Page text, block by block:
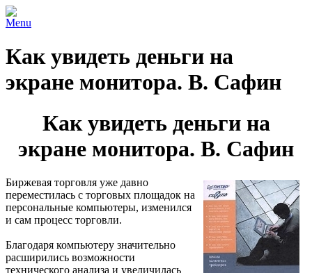
Menu
Как увидеть деньги на
экране монитора. В. Сафин
Как увидеть деньги на
экране монитора. В. Сафин
Биржевая торговля уже давно
переместилась с торговых площадок на
персональные компьютеры, изменился
и сам процесс торговли.
Благодаря компьютеру значительно
расширились возможности
технического анализа и увеличилась